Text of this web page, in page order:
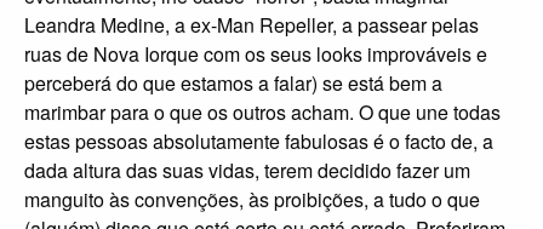
Leandra Medine, a ex-Man Repeller, a passear pelas
ruas de Nova Iorque com os seus looks improváveis e
perceberá do que estamos a falar) se está bem a
marimbar para o que os outros acham. O que une todas
estas pessoas absolutamente fabulosas é o facto de, a
dada altura das suas vidas, terem decidido fazer um
manguito às convenções, às proibições, a tudo o que